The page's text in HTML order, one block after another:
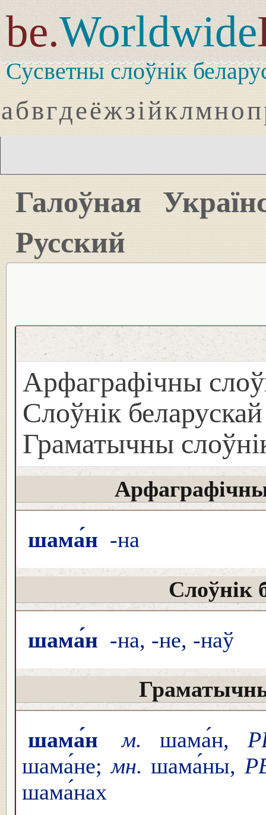
be.Worldwide
Сусветны слоўнік
абвгдеёжзійклмноп
Галоўная
Русский
Арфаграфічны
Слоўнік
Граматычны
шама́н -на
Слоўнік
шама́н -на, -не, -наў
шама́н м. шама́н,
шама́не;мн. шама́ны,
шама́нах